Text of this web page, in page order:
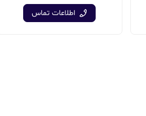
اطلاعات تماس